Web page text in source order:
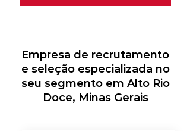
Empresa de recrutamento
e seleção especializada no
seu segmento em Alto Rio
Doce, Minas Gerais